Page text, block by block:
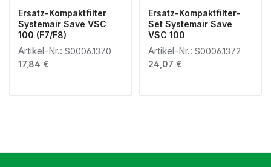
Ersatz-Kompaktfilter
Systemair Save VSC
100 (F7/F8)
Artikel-Nr.: S0006.1370
Regulärer Preis:
17,84 €
Ersatz-Kompaktfilter-
Set Systemair Save
VSC 100
Artikel-Nr.: S0006.1372
Regulärer Preis:
24,07 €